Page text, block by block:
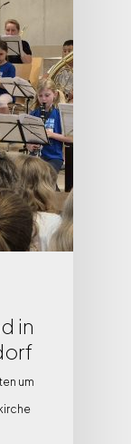
in
um